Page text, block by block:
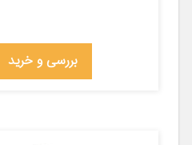
بررسی و خرید